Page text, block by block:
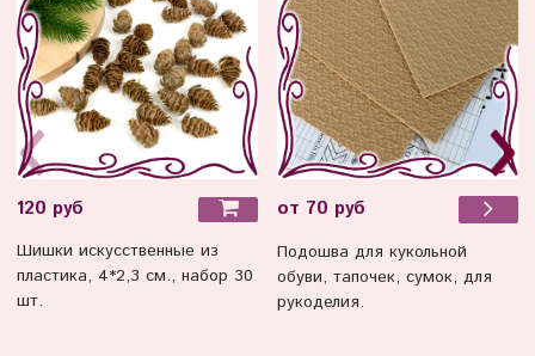
120 руб
Шишки искусственные из
пластика, 4*2,3 см., набор 30
шт.
от 70 руб
Подошва для кукольной
обуви, тапочек, сумок, для
рукоделия.